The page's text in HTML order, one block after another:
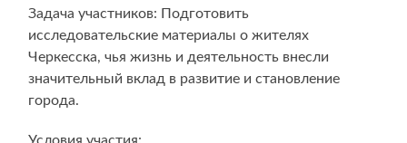
Задача участников: Подготовить
исследовательские материалы о жителях
Черкесска, чья жизнь и деятельность внесли
значительный вклад в развитие и становление
города.
Условия участия: